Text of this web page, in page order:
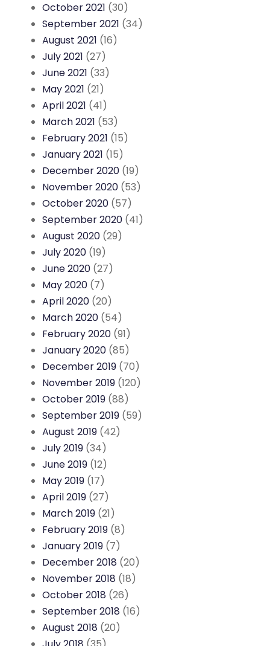
October 2021 (30)
September 2021 (34)
August 2021 (16)
July 2021 (27)
June 2021 (33)
May 2021 (21)
April 2021 (41)
March 2021 (53)
February 2021 (15)
January 2021 (15)
December 2020 (19)
November 2020 (53)
October 2020 (57)
September 2020 (41)
August 2020 (29)
July 2020 (19)
June 2020 (27)
May 2020 (7)
April 2020 (20)
March 2020 (54)
February 2020 (91)
January 2020 (85)
December 2019 (70)
November 2019 (120)
October 2019 (88)
September 2019 (59)
August 2019 (42)
July 2019 (34)
June 2019 (12)
May 2019 (17)
April 2019 (27)
March 2019 (21)
February 2019 (8)
January 2019 (7)
December 2018 (20)
November 2018 (18)
October 2018 (26)
September 2018 (16)
August 2018 (20)